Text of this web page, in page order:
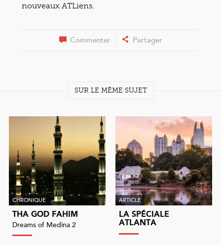
nouveaux ATLiens.
Commenter Partager
SUR LE MÊME SUJET
CHRONIQUE
THA GOD FAHIM
Dreams of Medina 2
ARTICLE
LA SPÉCIALE
ATLANTA